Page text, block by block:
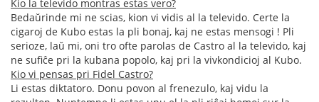
Kio la televido montras estas vero?
Bedaŭrinde mi ne scias, kion vi vidis al la televido. Certe la
cigaroj de Kubo estas la pli bonaj, kaj ne estas mensogi ! Pli
serioze, laŭ mi, oni tro ofte parolas de Castro al la televido, kaj
ne sufiĉe pri la kubana popolo, kaj pri la vivkondicioj al Kubo.
Kio vi pensas pri Fidel Castro?
Li estas diktatoro. Donu povon al frenezulo, kaj vidu la